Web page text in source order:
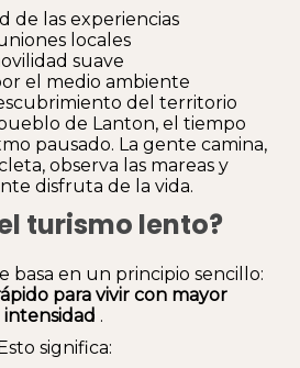
de las experiencias
locales
suave
el medio ambiente
del territorio
de Lanton, el tiempo
pausado. La gente camina,
observa las mareas y
disfruta de la vida.
turismo lento?
basa en un principio sencillo:
para vivir con mayor
intensidad .
Esto significa: